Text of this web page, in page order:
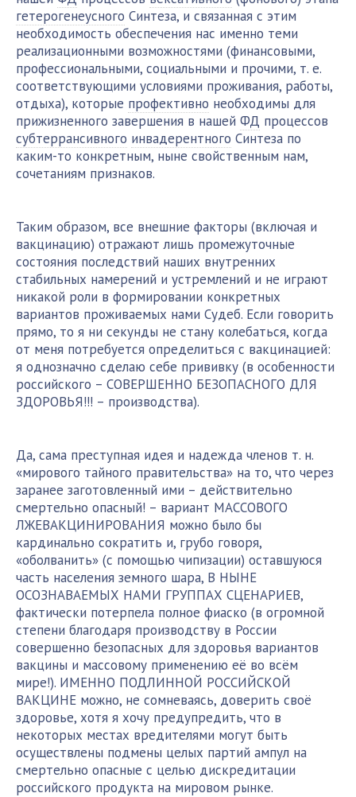
гетерогенеусного Синтеза, и связанная с этим
необходимость обеспечения нас именно теми
реализационными возможностями (финансовыми,
профессиональными, социальными и прочими, т. е.
соответствующими условиями проживания, работы,
отдыха), которые профективно необходимы для
прижизненного завершения в нашей ФД процессов
субтеррансивного инвадерентного Синтеза по
каким-то конкретным, ныне свойственным нам,
сочетаниям признаков.
Таким образом, все внешние факторы (включая и
вакцинацию) отражают лишь промежуточные
состояния последствий наших внутренних
стабильных намерений и устремлений и не играют
никакой роли в формировании конкретных
вариантов проживаемых нами Судеб. Если говорить
прямо, то я ни секунды не стану колебаться, когда
от меня потребуется определиться с вакцинацией:
я однозначно сделаю себе прививку (в особенности
российского – СОВЕРШЕННО БЕЗОПАСНОГО ДЛЯ
ЗДОРОВЬЯ!!! – производства).
Да, сама преступная идея и надежда членов т. н.
«мирового тайного правительства» на то, что через
заранее заготовленный ими – действительно
смертельно опасный! – вариант МАССОВОГО
ЛЖЕВАКЦИНИРОВАНИЯ можно было бы
кардинально сократить и, грубо говоря,
«оболванить» (с помощью чипизации) оставшуюся
часть населения земного шара, В НЫНЕ
ОСОЗНАВАЕМЫХ НАМИ ГРУППАХ СЦЕНАРИЕВ,
фактически потерпела полное фиаско (в огромной
степени благодаря производству в России
совершенно безопасных для здоровья вариантов
вакцины и массовому применению её во всём
мире!). ИМЕННО ПОДЛИННОЙ РОССИЙСКОЙ
ВАКЦИНЕ можно, не сомневаясь, доверить своё
здоровье, хотя я хочу предупредить, что в
некоторых местах вредителями могут быть
осуществлены подмены целых партий ампул на
смертельно опасные с целью дискредитации
российского продукта на мировом рынке.